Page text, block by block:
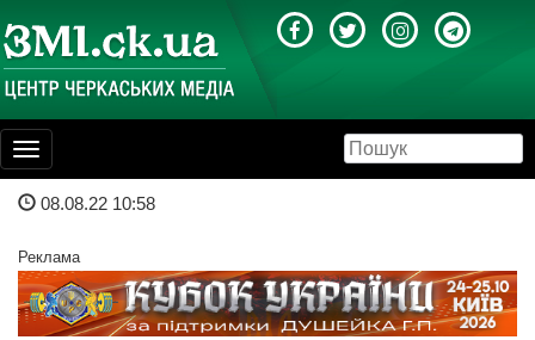
Toggle
navigation
08.08.22 10:58
Реклама